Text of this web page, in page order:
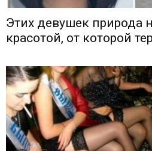
Этих девушек природа
красотой, от которой